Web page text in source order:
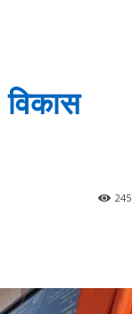
विकास
245